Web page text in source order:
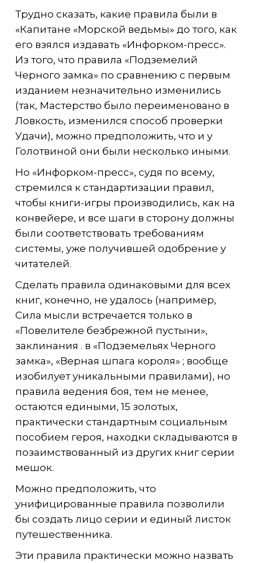
Трудно сказать, какие правила были в
«Капитане «Морской ведьмы» до того, как
его взялся издавать «Инфорком-пресс».
Из того, что правила «Подземелий
Черного замка» по сравнению с первым
изданием незначительно изменились
(так, Мастерство было переименовано в
Ловкость, изменился способ проверки
Удачи), можно предположить, что и у
Голотвиной они были несколько иными.
Но «Инфорком-пресс», судя по всему,
стремился к стандартизации правил,
чтобы книги-игры производились, как на
конвейере, и все шаги в сторону должны
были соответствовать требованиям
системы, уже получившей одобрение у
читателей.
Сделать правила одинаковыми для всех
книг, конечно, не удалось (например,
Сила мысли встречается только в
«Повелителе безбрежной пустыни»,
заклинания . в «Подземельях Черного
замка», «Верная шпага короля» ; вообще
изобилует уникальными правилами), но
правила ведения боя, тем не менее,
остаются едиными, 15 золотых,
практически стандартным социальным
пособием героя, находки складываются в
позаимствованный из других книг серии
мешок.
Можно предположить, что
унифицированные правила позволили
бы создать лицо серии и единый листок
путешественника.
Эти правила практически можно назвать